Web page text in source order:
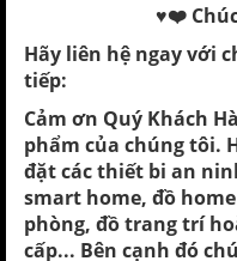
♥️❤️
Hãy liên hệ ngay với
tiếp:
Cảm ơn Quý Khách
phẩm của chúng tôi.
đặt các thiết bi an
smart home, đồ
phòng, đồ trang trí
cấp... Bên cạnh đó